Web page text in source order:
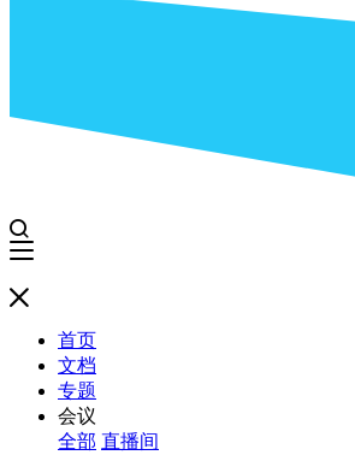
首页
文档
专题
会议
全部 直播间